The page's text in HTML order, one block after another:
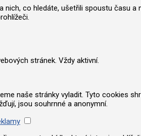
nich, co hledáte, ušetřili spoustu času
stránek. Vždy aktivní.
naše stránky vyladit. Tyto cookies
jsou souhrnné a anonymní.